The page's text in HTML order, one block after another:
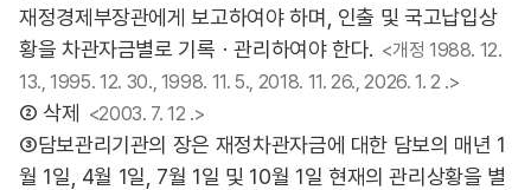
재정경제부장관에게 보고하여야 하며, 인출 및 국고납입상
황을 차관자금별로 기록ㆍ관리하여야 한다. <개정 1988. 12.
13., 1995. 12. 30., 1998. 11. 5., 2018. 11. 26., 2026. 1. 2 .>
② 삭제 <2003. 7. 12 .>
③담보관리기관의 장은 재정차관자금에 대한 담보의 매년 1
월 1일, 4월 1일, 7월 1일 및 10월 1일 현재의 관리상황을 별